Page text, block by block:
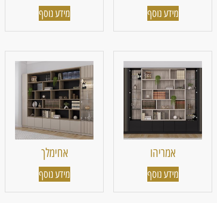
מידע נוסף מידע נוסף
אמריהו
מידע נוסף
אחימלך
מידע נוסף